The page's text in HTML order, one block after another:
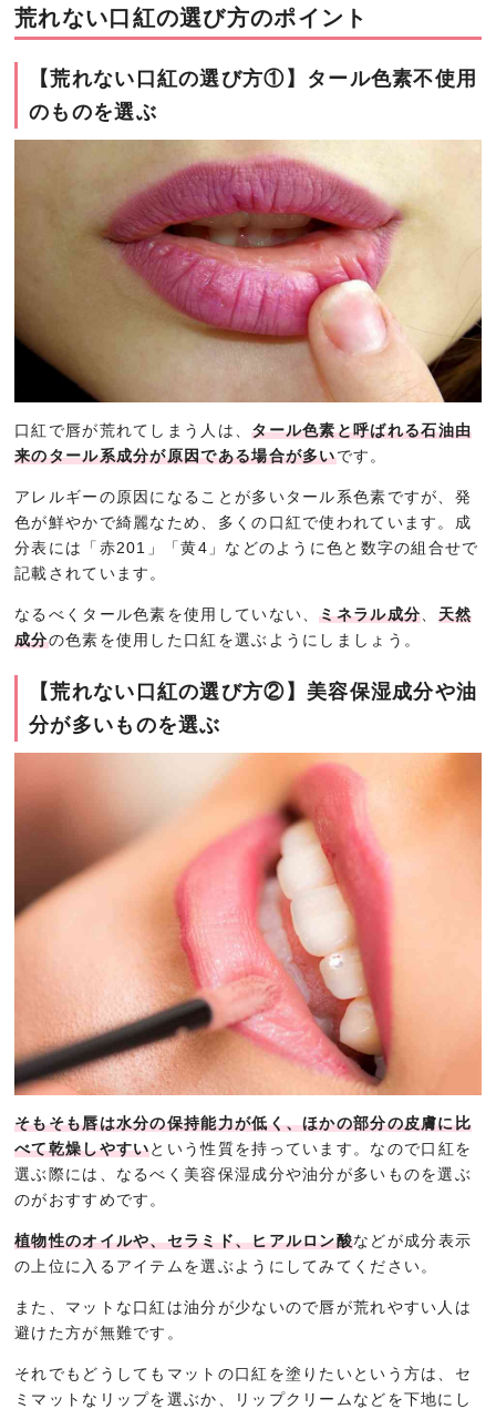
荒れない口紅の選び方のポイント
【荒れない口紅の選び方①】タール色素不使用
のものを選ぶ
口紅で唇が荒れてしまう人は、タール色素と呼ばれる石油由
来のタール系成分が原因である場合が多いです。
アレルギーの原因になることが多いタール系色素ですが、発
色が鮮やかで綺麗なため、多くの口紅で使われています。成
分表には「赤201」「黄4」などのように色と数字の組合せで
記載されています。
なるべくタール色素を使用していない、ミネラル成分
天然
成分の色素を使用した口紅を選ぶようにしましょう。
【荒れない口紅の選び方②】美容保湿成分や油
分が多いものを選ぶ
そもそも唇は水分の保持能力が低く、ほかの部分の皮膚に比
べて乾燥しやすいという性質を持っています。なので口紅を
選ぶ際には、なるべく美容保湿成分や油分が多いものを選ぶ
のがおすすめです。
植物性のオイルや、セラミド、ヒアルロン酸などが成分表示
の上位に入るアイテムを選ぶようにしてみてください。
また、マットな口紅は油分が少ないので唇が荒れやすい人は
避けた方が無難です。
それでもどうしてもマットの口紅を塗りたいという方は、セ
ミマットなリップを選ぶか、リップクリームなどを下地にし